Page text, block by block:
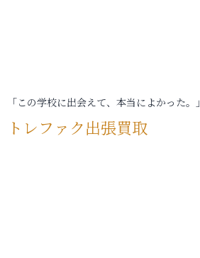
「この学校に出会えて、本当によかった。」
トレファク出張買取